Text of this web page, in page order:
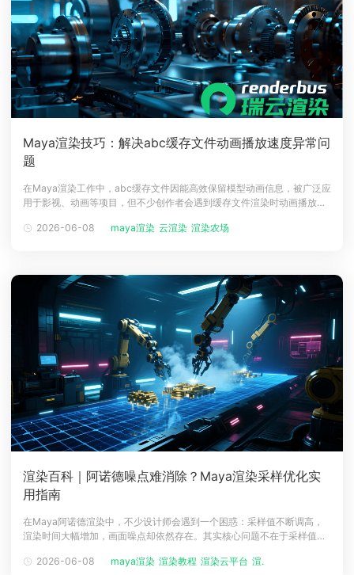
Maya渲染技巧：解决abc缓存文件动画播放速度异常问
题
在Maya渲染工作中，abc缓存文件因能高效保留模型动画信息，被广泛应
用于影视、动画等项目，但不少创作者会遇到缓存文件渲染时动画播放速
验，为大家科普精准解决该问题的方法，助力高效完成渲染工作。其实，
2026-06-08 maya渲染 云渲染 渲染农场
渲染百科｜阿诺德噪点难消除？Maya渲染采样优化实
用指南
在Maya阿诺德渲染中，不少设计师会遇到一个困惑：采样值不断调高，
渲染时间大幅增加，画面噪点却依然存在。其实核心问题不在于采样值的
计，Camera (AA)采样是基础，但它无法解决所有类型的噪点不同环节引
2026-06-08 maya渲染 渲染教程 渲染云平台 渲染农场